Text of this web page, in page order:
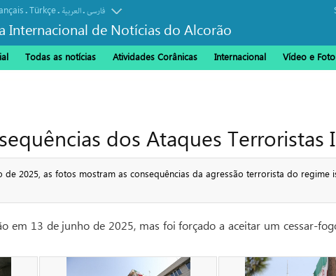
.Türkçe. العربیة.فارسی
Internacional de Notícias do Alcorão
Todas as notícias Atividades Corânicas Internacional Vídeo e Foto
dos Ataques Terroristas
de 2025, as fotos mostram as consequências da agressão terrorista do
em 13 de junho de 2025, mas foi forçado a aceitar um cessar-